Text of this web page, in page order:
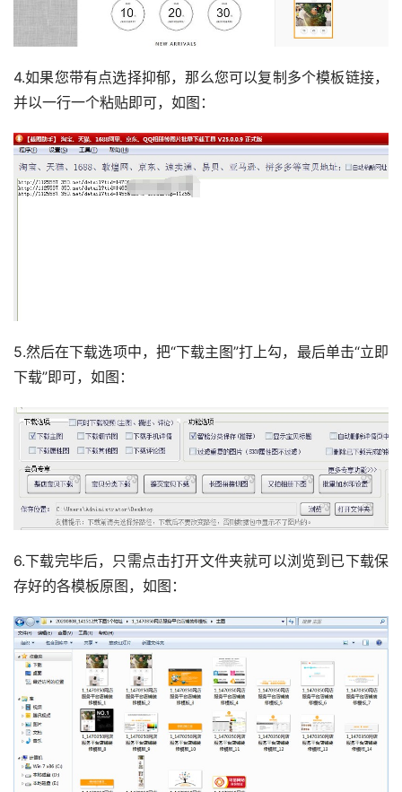
4.如果您带有点选择抑郁，那么您可以复制多个模板链接，
并以一行一个粘贴即可，如图：
5.然后在下载选项中，把“下载主图”打上勾，最后单击“立即
下载”即可，如图：
6.下载完毕后，只需点击打开文件夹就可以浏览到已下载保
存好的各模板原图，如图：